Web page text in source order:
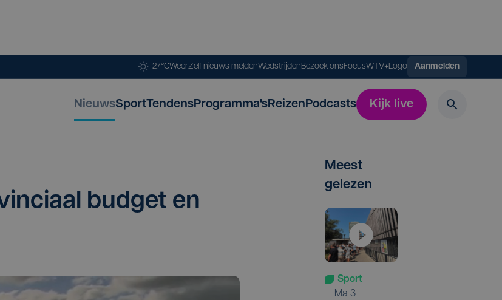
27°CWeerZelf nieuws meldenWedstrijdenBezoek onsFocusWTV+Logo Aanmelden
NieuwsSportTendensProgramma'sReizenPodcasts Kijk live
bud­get en
Meest
gelezen
Sport
ma 3